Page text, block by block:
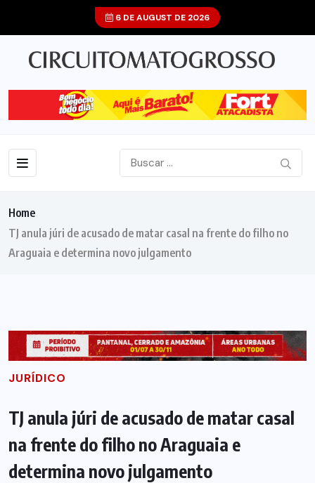
6 DE AUGUST DE 2026
Home
TJ anula júri de acusado de matar casal na frente do filho no
Araguaia e determina novo julgamento
JURÍDICO
TJ anula júri de acusado de matar casal
na frente do filho no Araguaia e
determina novo julgamento